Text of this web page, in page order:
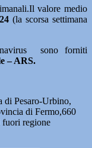
valore medio
(la scorsa settimana
sono forniti
– ARS.
di Pesaro-Urbino,
di Fermo,660
fuori regione